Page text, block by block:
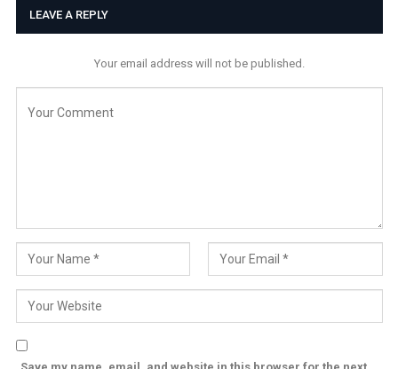
LEAVE A REPLY
Your email address will not be published.